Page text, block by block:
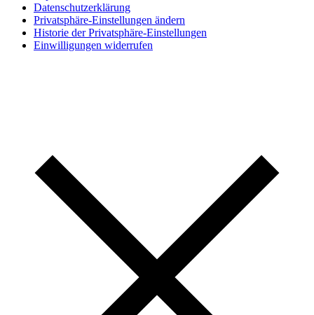
Datenschutzerklärung
Privatsphäre-Einstellungen ändern
Historie der Privatsphäre-Einstellungen
Einwilligungen widerrufen